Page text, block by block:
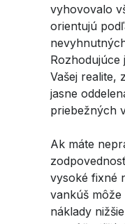
vyhovovalo
orientujú
Rozhodujúce
Vašej realite,
jasne
priebežných
Ak máte
vysoké fixné
vankúš
náklady